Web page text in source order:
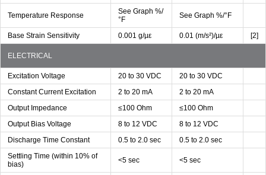
Temperature Response
See Graph %/
°F
See Graph %/°F
Base Strain Sensitivity 0.001 g/µε 0.01 (m/s²)/µε [2]
ELECTRICAL
Excitation Voltage 20 to 30 VDC
20 to 30 VDC
Constant Current Excitation
2 to 20 mA
2 to 20 mA
Output Impedance
≤100 Ohm
≤100 Ohm
Output Bias Voltage
8 to 12 VDC
8 to 12 VDC
Discharge Time Constant
0.5 to 2.0 sec
0.5 to 2.0 sec
Settling Time (within 10% of
bias)
<5 sec <5 sec